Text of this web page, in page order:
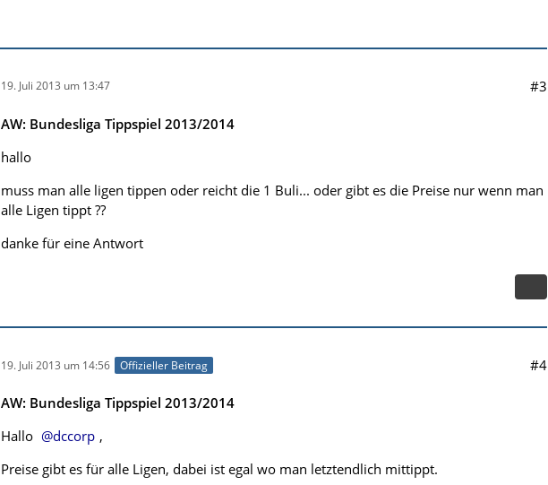
19. Juli 2013 um 13:47 #3
AW: Bundesliga Tippspiel 2013/2014
hallo
muss man alle ligen tippen oder reicht die 1 Buli... oder gibt es die Preise nur wenn man
alle Ligen tippt ??
danke für eine Antwort
19. Juli 2013 um 14:56 Offizieller Beitrag #4
AW: Bundesliga Tippspiel 2013/2014
Hallo
dccorp ,
Preise gibt es für alle Ligen, dabei ist egal wo man letztendlich mittippt.